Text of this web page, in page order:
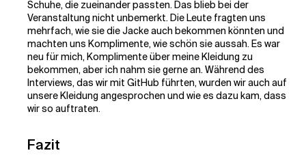
Schuhe, die zueinander passten. Das blieb bei der
Veranstaltung nicht unbemerkt. Die Leute fragten uns
mehrfach, wie sie die Jacke auch bekommen könnten und
machten uns Komplimente, wie schön sie aussah. Es war
neu für mich, Komplimente über meine Kleidung zu
bekommen, aber ich nahm sie gerne an. Während des
Interviews, das wir mit GitHub führten, wurden wir auch auf
unsere Kleidung angesprochen und wie es dazu kam, dass
wir so auftraten.
Fazit